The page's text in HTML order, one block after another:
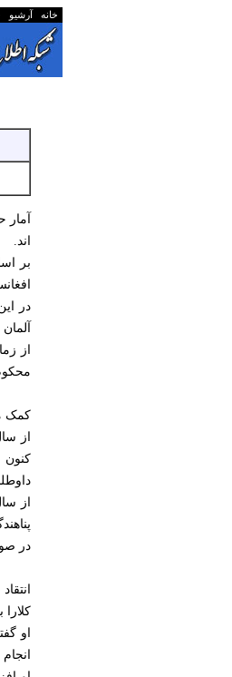
خانه آرشیو
اند.
در
کمک
در
او